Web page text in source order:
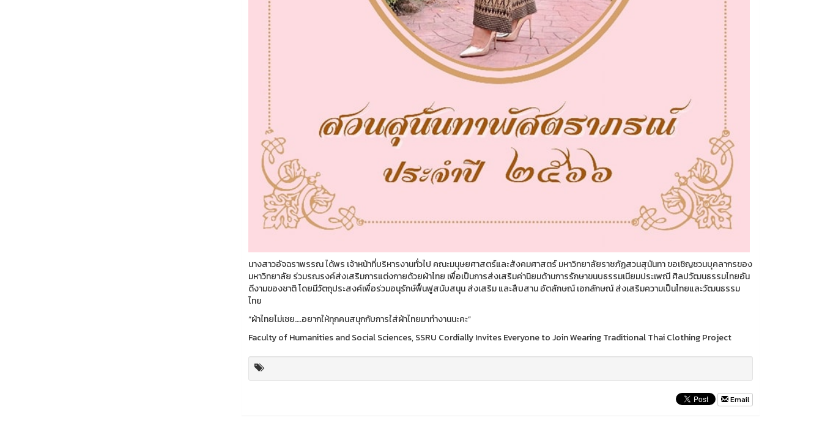
นางสาวอัจฉราพรรณ ได้พร เจ้าหน้าที่บริหารงานทั่วไป คณะมนุษยศาสตร์และสังคมศาสตร์ มหาวิทยาลัยราชภัฏสวนสุนันทา ขอเชิญชวนบุคลากรของ
มหาวิทยาลัย ร่วมรณรงค์ส่งเสริมการแต่งกายด้วยผ้าไทย เพื่อเป็นการส่งเสริมค่านิยมด้านการรักษาขนบธรรมเนียมประเพณี ศิลปวัฒนธรรมไทยอัน
ดีงามของชาติ โดยมีวัตถุประสงค์เพื่อร่วมอนุรักษ์ฟื้นฟูสนับสนุน ส่งเสริม และสืบสาน อัตลักษณ์ เอกลักษณ์ ส่งเสริมความเป็นไทยและวัฒนธรรม
ไทย
“ผ้าไทยไม่เชย….อยากให้ทุกคนสนุกกับการใส่ผ้าไทยมาทำงานนะคะ”
Faculty of Humanities and Social Sciences, SSRU Cordially Invites Everyone to Join Wearing Traditional Thai Clothing Project
Email